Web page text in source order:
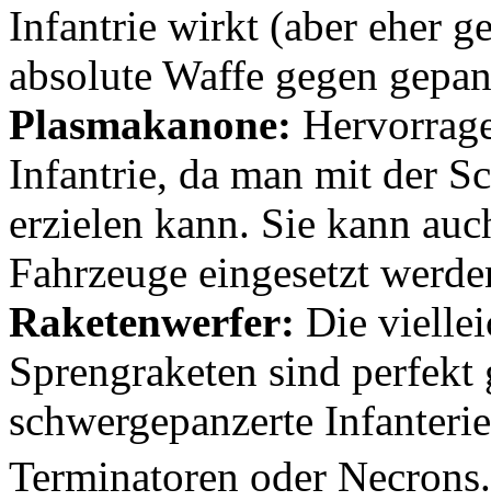
Infantrie wirkt (aber eher
absolute Waffe gegen
Plasmakanone:
Infantrie, da man mit der
erzielen kann. Sie kann
Fahrzeuge eingesetzt
Raketenwerfer: Die
Sprengraketen sind perfekt
schwergepanzerte
Terminatoren oder